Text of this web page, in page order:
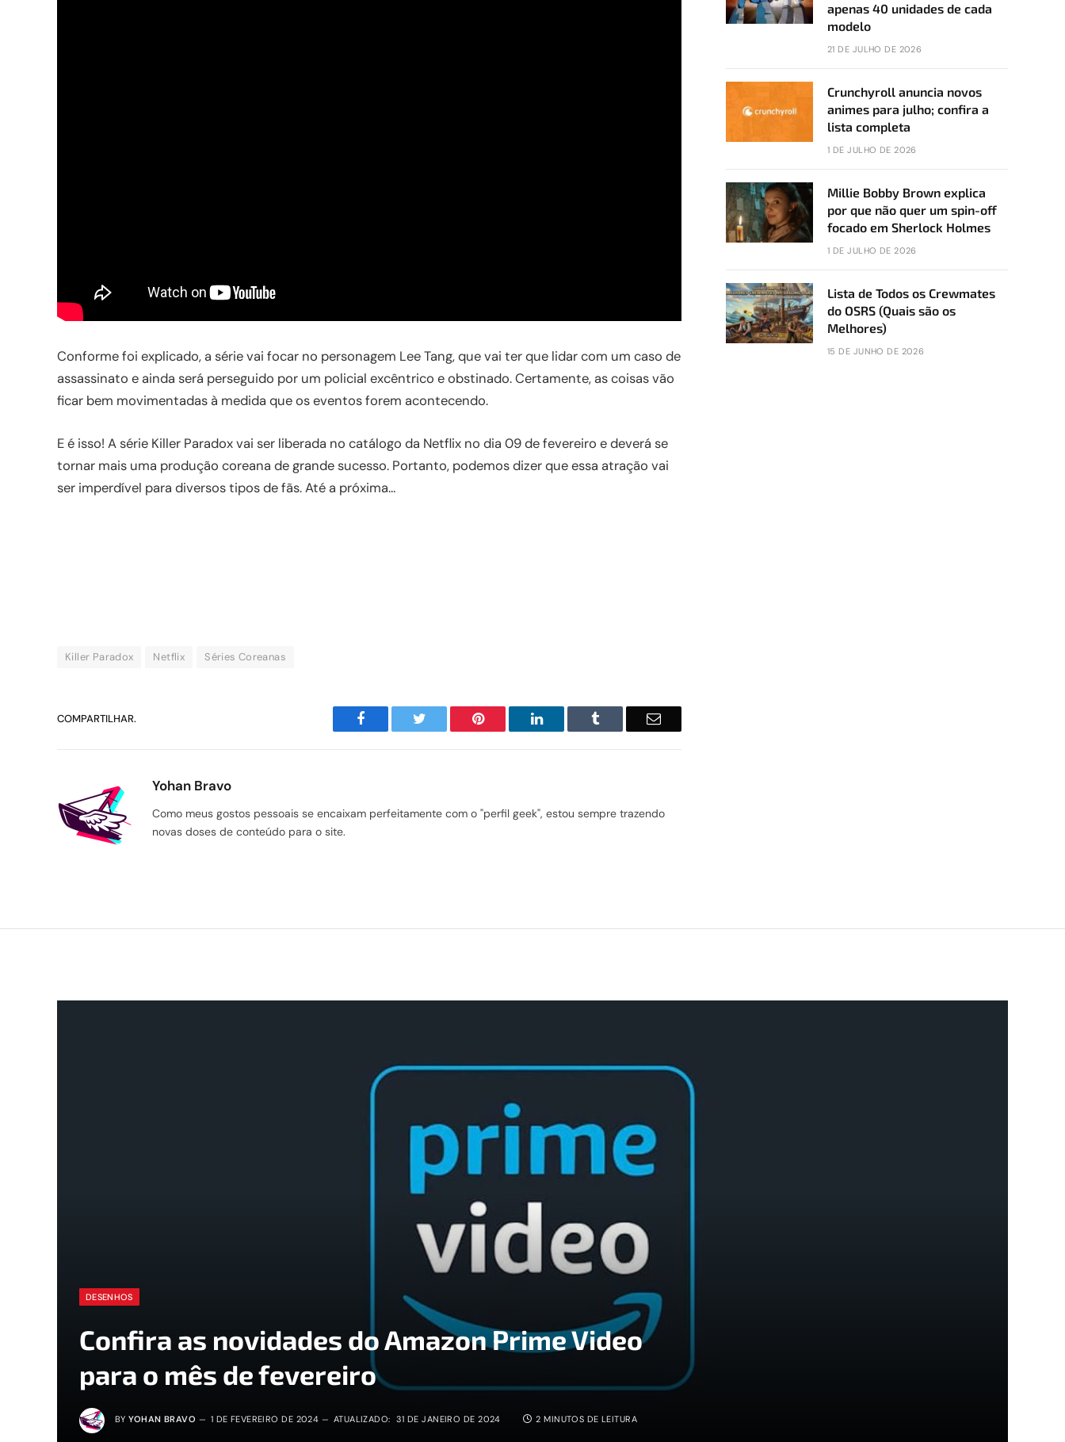
Conforme foi explicado, a série vai focar no personagem Lee Tang, que vai ter que lidar com um caso de
assassinato e ainda será perseguido por um policial excêntrico e obstinado. Certamente, as coisas vão
ficar bem movimentadas à medida que os eventos forem acontecendo.
E é isso! A série Killer Paradox vai ser liberada no catálogo da Netflix no dia 09 de fevereiro e deverá se
tornar mais uma produção coreana de grande sucesso. Portanto, podemos dizer que essa atração vai
ser imperdível para diversos tipos de fãs. Até a próxima…
Killer Paradox Netflix Séries Coreanas
COMPARTILHAR. Facebook Twitter Pinterest LinkedIn Tumblr Email
Yohan Bravo
Como meus gostos pessoais se encaixam perfeitamente com o "perfil geek", estou sempre trazendo
novas doses de conteúdo para o site.
apenas 40 unidades de cada
modelo
21 DE JULHO DE 2026
Crunchyroll anuncia novos
animes para julho; confira a
lista completa
1 DE JULHO DE 2026
Millie Bobby Brown explica
por que não quer um spin-off
focado em Sherlock Holmes
1 DE JULHO DE 2026
Lista de Todos os Crewmates
do OSRS (Quais são os
Melhores)
15 DE JUNHO DE 2026
DESENHOS
Confira as novidades do Amazon Prime Video
para o mês de fevereiro
BY YOHAN BRAVO 1 DE FEVEREIRO DE 2024 ATUALIZADO: 31 DE JANEIRO DE 2024 2 MINUTOS DE LEITURA